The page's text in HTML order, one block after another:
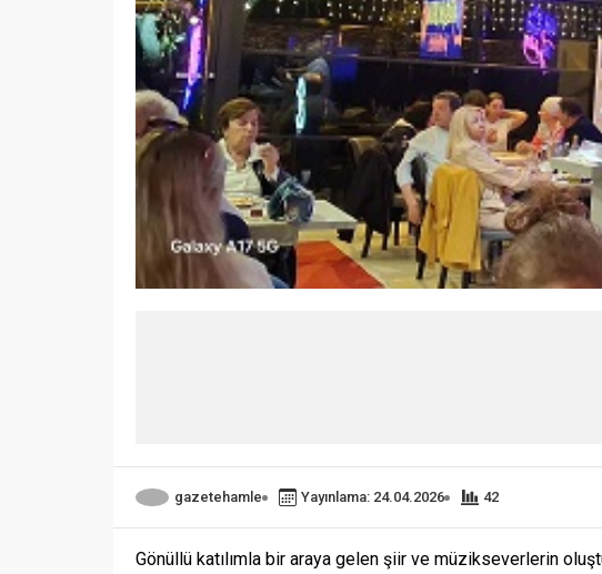
gazetehamle Yayınlama: 24.04.2026 42
Gönüllü katılımla bir araya gelen şiir ve müzikseverlerin